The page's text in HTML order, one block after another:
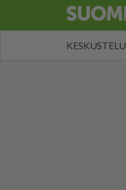
KESKUSTELU